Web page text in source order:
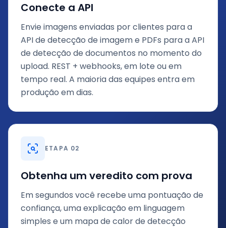
Conecte a API
Envie imagens enviadas por clientes para a
API de detecção de imagem e PDFs para a API
de detecção de documentos no momento do
upload. REST + webhooks, em lote ou em
tempo real. A maioria das equipes entra em
produção em dias.
ETAPA 02
Obtenha um veredito com prova
Em segundos você recebe uma pontuação de
confiança, uma explicação em linguagem
simples e um mapa de calor de detecção